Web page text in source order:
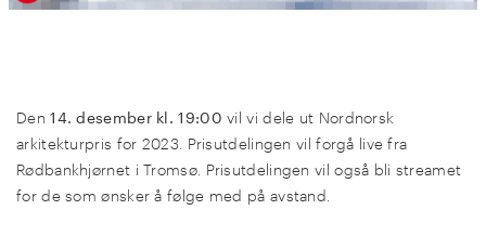
Den14. desember kl. 19:00 vil vi dele ut Nordnorsk
arkitekturpris for 2023. Prisutdelingen vil forgå live fra
Rødbankhjørnet i Tromsø. Prisutdelingen vil også bli streamet
for de som ønsker å følge med på avstand.